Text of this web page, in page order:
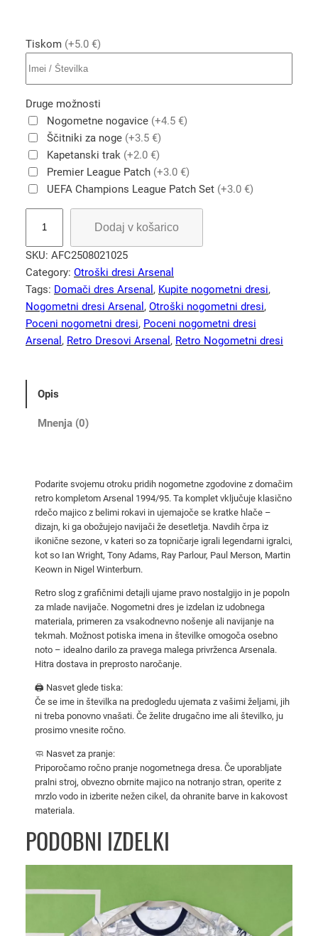
Tiskom (+5.0 €)
Druge možnosti
Nogometne nogavice (+4.5 €)
Ščitniki za noge (+3.5 €)
Kapetanski trak (+2.0 €)
Premier League Patch (+3.0 €)
UEFA Champions League Patch Set (+3.0 €)
m
a
č
i
r
e
/
9
5
t
Dodaj v košarico
SKU: AFC2508021025
Category: Otroški dresi Arsenal
Tags: Domači dres Arsenal , Kupite nogometni dresi
Nogometni dresi Arsenal , Otroški nogometni dresi
Poceni nogometni dresi, Poceni nogometni dresi
Arsenal , Retro Dresovi Arsenal , Retro Nogometni dresi
Opis
Mnenja (0)
Podarite svojemu otroku pridih nogometne zgodovine z domačim
retro kompletom Arsenal 1994/95. Ta komplet vključuje klasično
rdečo majico z belimi rokavi in ujemajoče se kratke hlače –
dizajn, ki ga obožujejo navijači že desetletja. Navdih črpa iz
ikonične sezone, v kateri so za topničarje igrali legendarni igralci,
kot so Ian Wright, Tony Adams, Ray Parlour, Paul Merson, Martin
Keown in Nigel Winterburn.
Retro slog z grafičnimi detajli ujame pravo nostalgijo in je popoln
za mlade navijače. Nogometni dres je izdelan iz udobnega
materiala, primeren za vsakodnevno nošenje ali navijanje na
tekmah. Možnost potiska imena in številke omogoča osebno
noto – idealno darilo za pravega malega privrženca Arsenala.
Hitra dostava in preprosto naročanje.
🖨️ Nasvet glede tiska:
Če se ime in številka na predogledu ujemata z vašimi željami, jih
ni treba ponovno vnašati. Če želite drugačno ime ali številko, ju
prosimo vnesite ročno.
🧼 Nasvet za pranje:
Priporočamo ročno pranje nogometnega dresa. Če uporabljate
pralni stroj, obvezno obrnite majico na notranjo stran, operite z
mrzlo vodo in izberite nežen cikel, da ohranite barve in kakovost
materiala.
PODOBNI IZDELKI